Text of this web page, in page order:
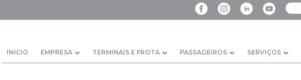
INICIO EMPRESA TERMINAIS E FROTA PASSAGEIROS SERVIÇOS